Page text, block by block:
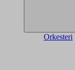
Orkesteri